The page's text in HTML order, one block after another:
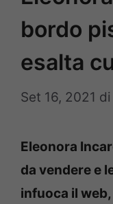
bordo
esalta
Set 16, 2021 di
Eleonora
da vendere e
infuoca il